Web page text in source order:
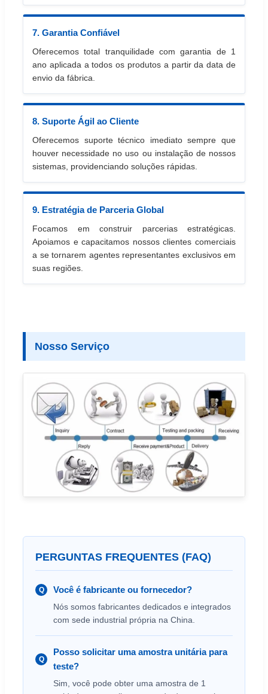
7. Garantia Confiável
Oferecemos total tranquilidade com garantia de 1
ano aplicada a todos os produtos a partir da data de
envio da fábrica.
8. Suporte Ágil ao Cliente
Oferecemos suporte técnico imediato sempre que
houver necessidade no uso ou instalação de nossos
sistemas, providenciando soluções rápidas.
9. Estratégia de Parceria Global
Focamos em construir parcerias estratégicas.
Apoiamos e capacitamos nossos clientes comerciais
a se tornarem agentes representantes exclusivos em
suas regiões.
Nosso Serviço
PERGUNTAS FREQUENTES (FAQ)
Q Você é fabricante ou fornecedor?
Nós somos fabricantes dedicados e integrados
com sede industrial própria na China.
Q
Posso solicitar uma amostra unitária para
teste?
Sim, você pode obter uma amostra de 1